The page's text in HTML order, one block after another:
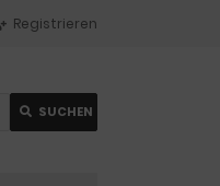
Registrieren
SUCHEN